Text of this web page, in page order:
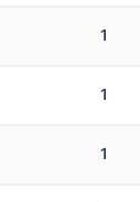
1
1
1